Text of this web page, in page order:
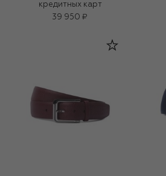
кредитных карт
39 950 ₽